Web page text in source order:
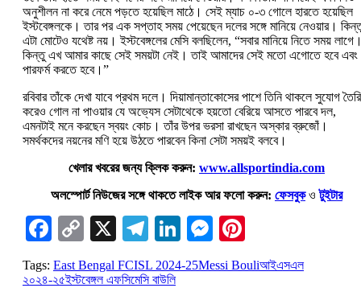
অনুশীলন না করে নেমে পড়তে হয়েছিল মাঠে। সেই ম্যাচ ০-৩ গোলে হারতে হয়েছিল
ইস্টবেঙ্গলকে। তার পর এক সপ্তাহ সময় পেয়েছেন দলের সঙ্গে মানিয়ে নেওয়ার।
এটা মোটেও যথেষ্ট নয়। ইস্টবেঙ্গলের মেসি বলছিলেন, “সবার মানিয়ে নিতে সময়
কিন্তু এখ আমার কাছে সেই সময়টা নেই। তাই আমাদের সেই মতো এগোতে হবে এবং
পারফর্ম করতে হবে।”
রবিবার তাঁকে দেখা যাবে প্রথম দলে। দিয়ামান্তাকোসের পাশে তিনি থাকলে সুযোগ তৈরি
করেও গোল না পাওয়ার যে অভ্যেস সেটাথেকে হয়তো বেরিয়ে আসতে পারবে দল,
এমনটাই মনে করছেন স্বয়ং কোচ। তাঁর উপর ভরসা রাখছেন অস্কার ব্রুজোঁ।
সমর্থকদের নয়নের মণি হয়ে উঠতে পারবেন কিনা সেটা সময়ই বলবে।
খেলার খবরের জন্য ক্লিক করুন: www.allsportindia.com
অলস্পোর্ট নিউজের সঙ্গে থাকতে লাইক আর ফলো করুন: ফেসবুকওটুইটার
Facebook
Copy
Link
X Telegram
LinkedIn
Messenger
Tags: East Bengal FCISL 2024-25Messi Bouliআইএসএল
২০২৪-২৫ইস্টবেঙ্গল এফসিমেসি বাউলি